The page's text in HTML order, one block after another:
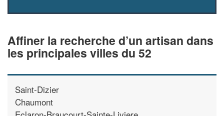
Affiner la recherche d’un artisan dans
les principales villes du 52
Saint-Dizier
Chaumont